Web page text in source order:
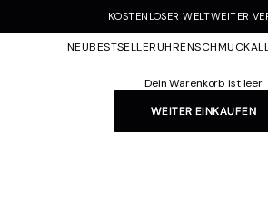
KOSTENLOSER WELTWEITER
NEUBESTSELLERUHRENSCHMUCK
Dein Warenkorb ist leer
WEITER EINKAUFEN